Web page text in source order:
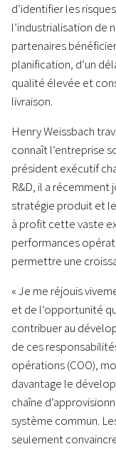
d’identifier les
l’industrialisation de
partenaires
planification, d’un
qualité élevée et
livraison.
Henry Weissbach
connaît l’entreprise
président exécutif
R&D, il a récemment
stratégie produit et
à profit cette vaste
performances
permettre une
« Je me réjouis
et de l’opportunité
contribuer au
de ces
opérations (COO),
davantage le
chaîne
système commun.
seulement